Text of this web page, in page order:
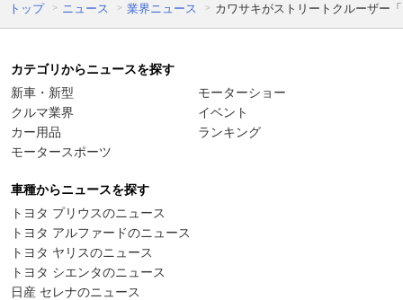
トップ ニュース 業界ニュース カワサキがストリートクルーザー
カテゴリからニュースを探す
新車・新型
クルマ業界
カー用品
モータースポーツ
モーターショー
イベント
ランキング
車種からニュースを探す
トヨタ プリウスのニュース
トヨタ アルファードのニュース
トヨタ ヤリスのニュース
トヨタ シエンタのニュース
日産 セレナのニュース